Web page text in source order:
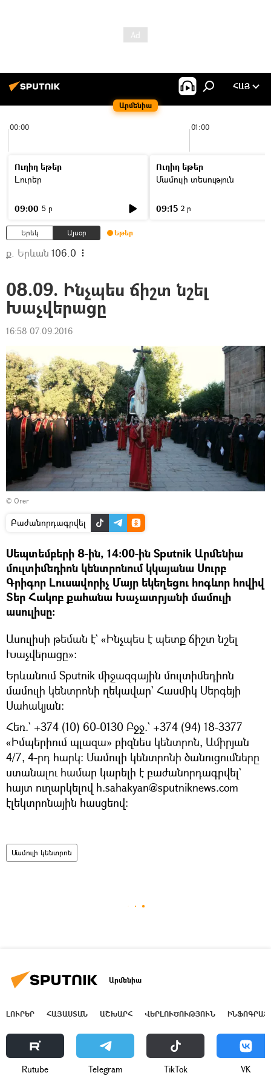
Արմենիա
ՀԱՅ
00:00 01:00
Ուղիղ եթեր
Լուրեր
09:00 5 ր
Ուղիղ եթեր
Մամուլի տեսություն
09:15 2 ր
Երեկ Այսօր Եթեր
ք. Երևան 106.0
08.09. Ինչպես ճիշտ նշել
Խաչվերացը
16:58 07.09.2016
© Оrer
Բաժանորդագրվել
Սեպտեմբերի 8-ին, 14։00-ին Sputnik Արմենիա
մուլտիմեդիոն կենտրոնում կկայանա Սուրբ
Գրիգոր Լուսավորիչ Մայր եկեղեցու հոգևոր հովիվ
Տեր Հակոբ քահանա Խաչատրյանի մամուլի
ասուլիսը։
Ասուլիսի թեման է` «Ինչպես է պետք ճիշտ նշել
Խաչվերացը»։
Երևանում Sputnik միջազգային մուլտիմեդիոն
մամուլի կենտրոնի ղեկավար` Հասմիկ Սերգեյի
Սահակյան։
Հեռ.` +374 (10) 60-0130 Բջջ.` +374 (94) 18-3377
«Իմպերիում պլազա» բիզնես կենտրոն, Ամիրյան
4/7, 4-րդ հարկ: Մամուլի կենտրոնի ծանուցումները
ստանալու համար կարելի է բաժանորդագրվել`
հայտ ուղարկելով h.sahakyan@sputniknews.com
էլեկտրոնային հասցեով։
Մամուլի կենտրոն
Արմենիա
ԼՈՒՐԵՐ ՀԱՅԱՍՏԱՆ ԱՇԽԱՐՀ ՎԵՐԼՈՒԾՈՒԹՅՈՒՆ
Rutube Telegram ТikТоk VK